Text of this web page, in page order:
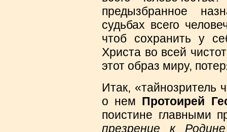
предызбранное
судьбах всего
чтоб сохранить у
Христа во всей
этот образ миру,
Итак, «тайнозритель
о нем Протоирей
поистине главными
презрение к